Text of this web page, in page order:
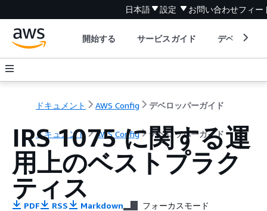
日本語 設定 お問い合わせフィー
開始する サービスガイド デベロッパ
ドキュメント AWS Config デベロッパーガイド
ドキュメント AWS Config デベロッパーガイド
IRS 1075 に関する運
用上のベストプラク
ティス
PDF RSS Markdown フォーカスモード